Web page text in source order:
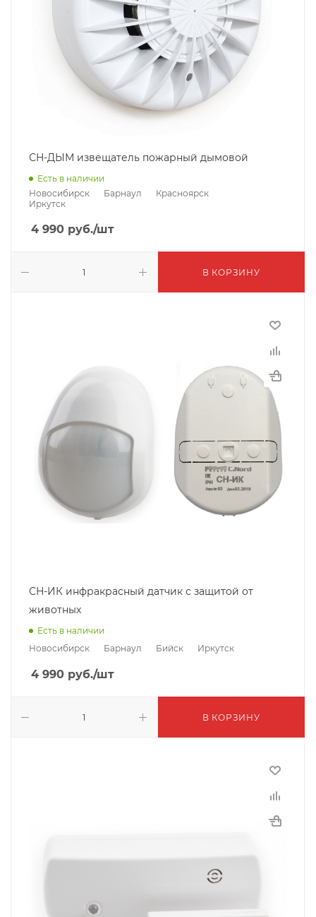
СН-ДЫМ извещатель пожарный дымовой
Есть в наличии
Новосибирск
Барнаул
Красноярск
Иркутск
4 990 руб./шт
В КОРЗИНУ
СН-ИК инфракрасный датчик с защитой от
животных
Есть в наличии
Новосибирск
Барнаул Бийск Иркутск
4 990 руб./шт
В КОРЗИНУ